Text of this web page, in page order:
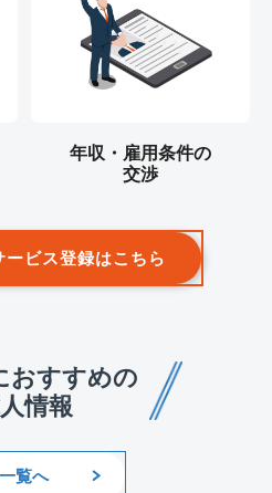
年収・雇用条件の
交渉
ビス登録はこちら
おすすめの
情報
一覧へ